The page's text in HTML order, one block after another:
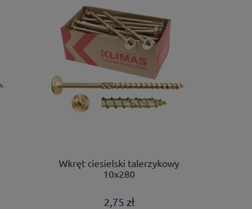
Wkręt ciesielski talerzykowy
10x280
2,75 zł